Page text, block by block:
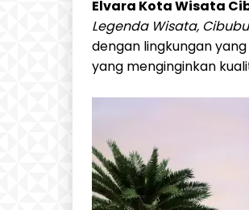
Elvara Kota Wisata
Legenda Wisata,
dengan lingkungan
yang menginginkan